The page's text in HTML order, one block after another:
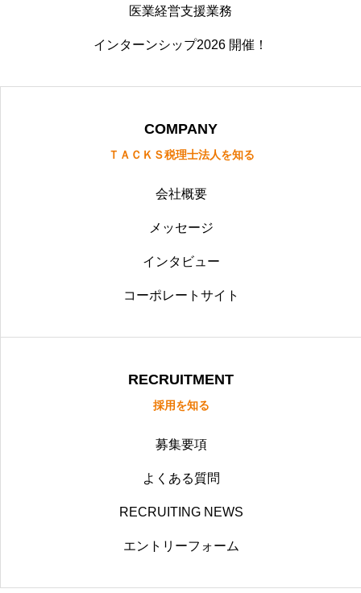
医業経営支援業務
インターンシップ2026 開催！
COMPANY
ＴＡＣＫＳ税理士法人を知る
会社概要
メッセージ
インタビュー
コーポレートサイト
RECRUITMENT
採用を知る
募集要項
よくある質問
RECRUITING NEWS
エントリーフォーム